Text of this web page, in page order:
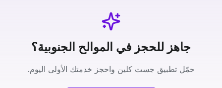
جاهز للحجز في الموالح الجنوبية؟
حمّل تطبيق جست كلين واحجز خدمتك الأولى اليوم.